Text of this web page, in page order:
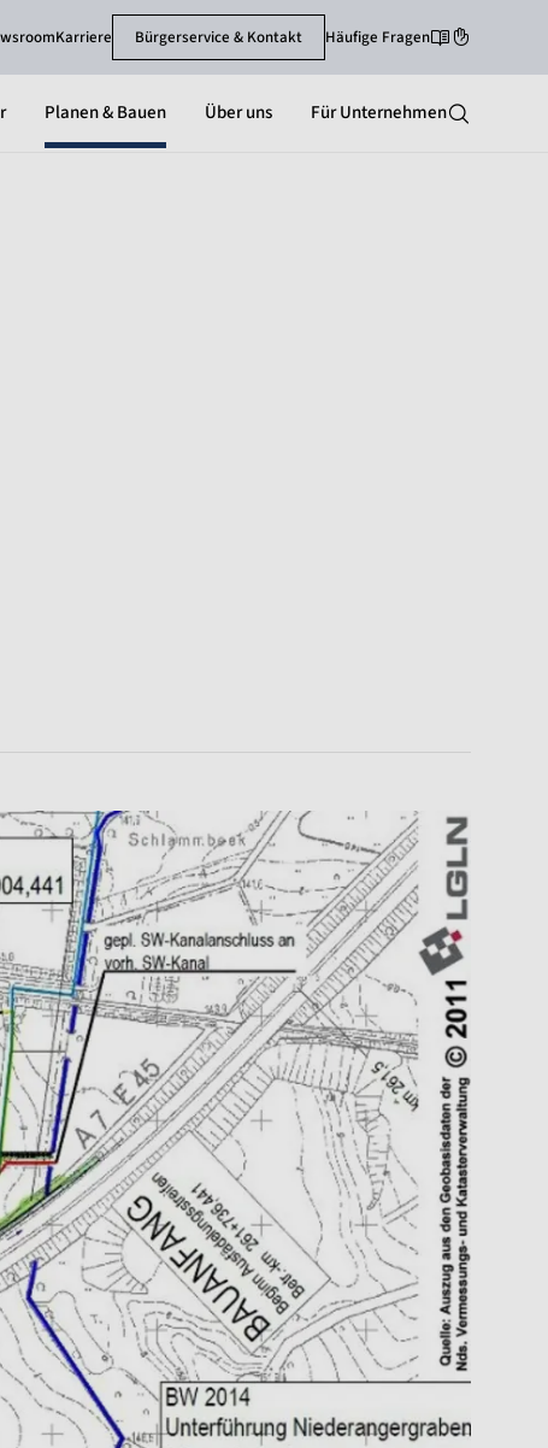
Karriere Bürgerservice & Kontakt Häufige FragenLeichte Sprache
Planen & Bauen Über uns Für Unternehmen